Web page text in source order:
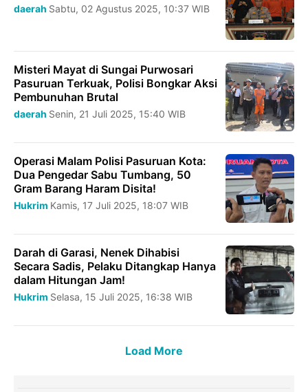
daerah Sabtu, 02 Agustus 2025, 10:37 WIB
Misteri Mayat di Sungai Purwosari
Pasuruan Terkuak, Polisi Bongkar Aksi
Pembunuhan Brutal
daerah Senin, 21 Juli 2025, 15:40 WIB
Operasi Malam Polisi Pasuruan Kota:
Dua Pengedar Sabu Tumbang, 50
Gram Barang Haram Disita!
Hukrim Kamis, 17 Juli 2025, 18:07 WIB
Darah di Garasi, Nenek Dihabisi
Secara Sadis, Pelaku Ditangkap Hanya
dalam Hitungan Jam!
Hukrim Selasa, 15 Juli 2025, 16:38 WIB
Load More